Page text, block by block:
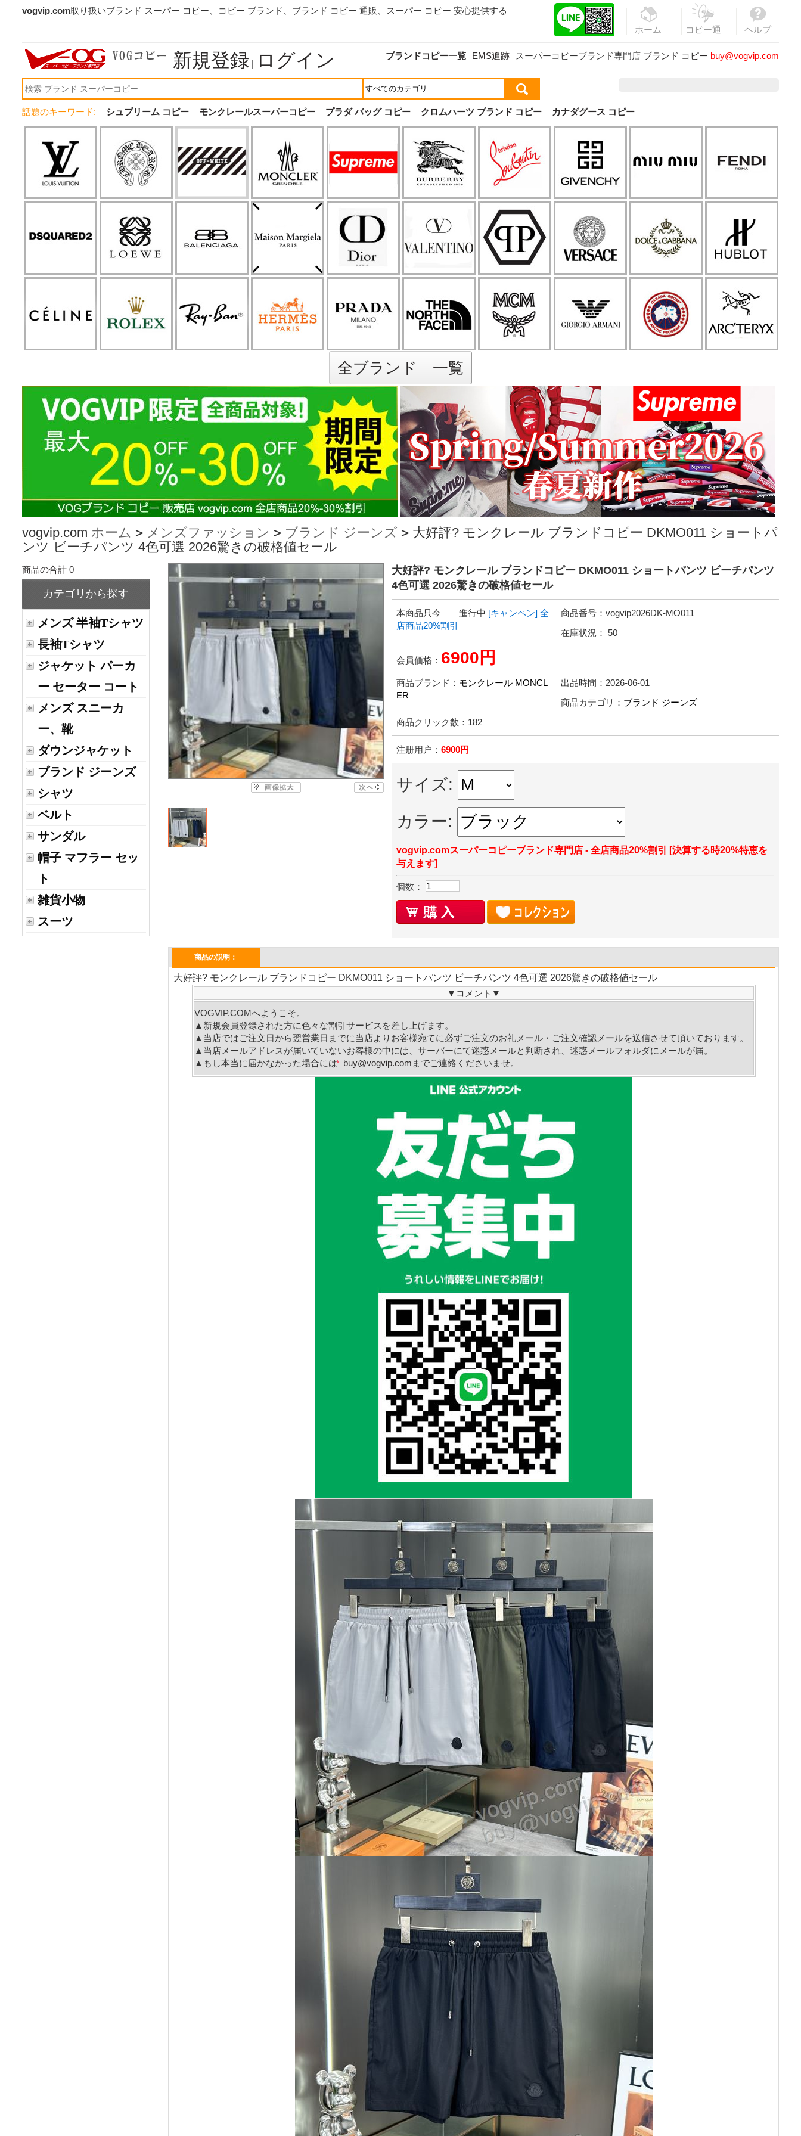
vogvip.com取り扱いブランド スーパー コピー、コピー ブランド、 ブランド コピー 通販
、スーパー コピー 安心提供する
ホーム
コピー通
ヘルプ
新規登録 | ログイン ブランドコピー一覧 EMS追跡 スーパーコピーブランド専門店 ブランド コピー buy@vogvip.com
話題のキーワード: シュプリーム コピー モンクレールスーパーコピー プラダ バッグ コピー クロムハーツ ブランド コピー カナダグース コピー
全ブランド 一覧
vogvip.com ホーム > メンズファッション > ブランド ジーンズ > 大好評? モンクレール ブランドコピー DKMO011 ショートパ
ンツ ビーチパンツ 4色可選 2026驚きの破格値セール
商品の合計 0
カテゴリから探す
メンズ 半袖Tシャツ
長袖Tシャツ
ジャケット パーカ
ー セーター コート
メンズ スニーカ
ー、靴
ダウンジャケット
ブランド ジーンズ
シャツ
ベルト
サンダル
帽子 マフラー セッ
ト
雑貨小物
スーツ
大好評? モンクレール ブランドコピー DKMO011 ショートパンツ ビーチパンツ
4色可選 2026驚きの破格値セール
本商品只今 進行中 [キャンペン] 全
店商品20%割引
商品番号： vogvip2026DK-MO011
在庫状況： 50
会員価格： 6900円
商品ブランド： モンクレール MONCL
ER
出品時間： 2026-06-01
商品カテゴリ： ブランド ジーンズ
商品クリック数： 182
注册用户： 6900円
サイズ:
カラー:
vogvip.comスーパーコピーブランド専門店 - 全店商品20%割引 [決算する時20%特恵を
与えます]
個数：
商品の説明：
大好評? モンクレール ブランドコピー DKMO011 ショートパンツ ビーチパンツ 4色可選 2026驚きの破格値セール
▼ コメント ▼
VOGVIP.COMへようこそ。
▲新規会員登録された方に色々な割引サービスを差し上げます。
▲当店ではご注文日から翌営業日までに当店よりお客様宛てに必ずご注文のお礼メール・ご注文確認メールを送信させて頂いております。
▲当店メールアドレスが届いていないお客様の中には、サーバーにて迷惑メールと判断され、迷惑メールフォルダにメールが届。
▲もし本当に届かなかった場合には
buy@vogvip.com までご連絡くださいませ。